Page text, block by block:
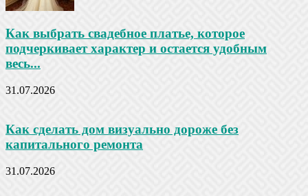
Как выбрать свадебное платье, которое
подчеркивает характер и остается удобным
весь...
31.07.2026
Как сделать дом визуально дороже без
капитального ремонта
31.07.2026